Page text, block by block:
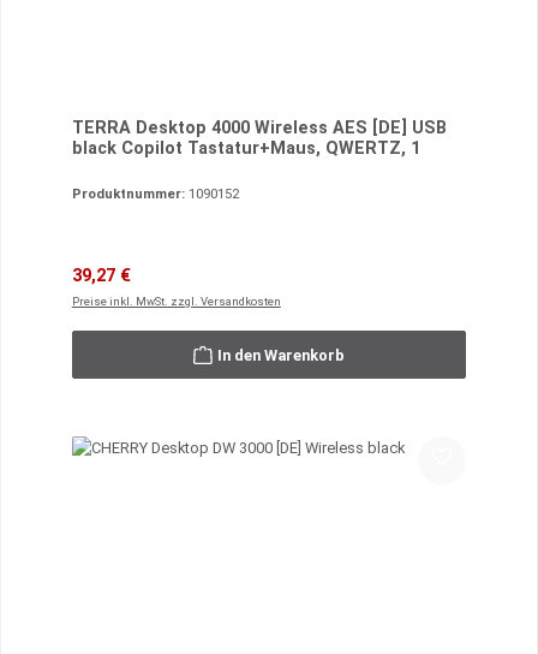
TERRA Desktop 4000 Wireless AES [DE] USB
black Copilot Tastatur+Maus, QWERTZ, 1
Produktnummer: 1090152
Verkaufspreis:
39,27 €
Preise inkl. MwSt. zzgl. Versandkosten
In den Warenkorb